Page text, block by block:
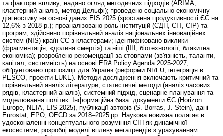
та фактори впливу; надано огляд методичних підходів (ARIMA,
кластерний аналіз, метод Дельфі); проведено соціально-економічну
діагностику на основі даних EIS 2025 (зростання продуктивності ЄС на
12,6% з 2018 р.); проаналізовано роль інституцій (ЄДП, ЄІТ, ЄІР) та
програм; здійснено порівняльний аналіз національних інноваційних
систем (NIS) країн ЄС з кластерами; ідентифіковано виклики
(фрагментація, «долина смерті») та ніші (ШІ, біотехнології, блакитна
економіка); розроблено рекомендації за стовпами (зв'язність, таланти,
капітал, системність) на основі ERA Policy Agenda 2025-2027;
обґрунтовано пропозиції для України (реформи NRFU, інтеграція в
PESCO, проекти LUKE). Методи дослідження включають критичний та
порівняльний аналіз літератури, статистичні методи (аналіз часових
рядів, кластерний аналіз), системний підхід, сценарне планування та
моделювання політик. Інформаційна база: документи ЄС (Horizon
Europe, NEIA, EIS 2025), публікації авторів (S. Borras, J. Stein), дані
Eurostat, EPO, OECD за 2018–2025 рр. Наукова новизна полягає в
удосконаленні концептуального розуміння ЄІП як динамічної
екосистеми, розробці моделі впливу мегатрендів з урахуванням